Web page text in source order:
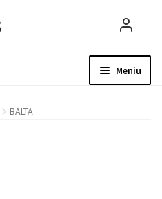
Meniu
BALTA